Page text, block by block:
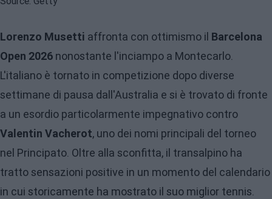
Lorenzo Musetti affronta con ottimismo il Barcelona
Open 2026 nonostante l'inciampo a Montecarlo.
L'italiano è tornato in competizione dopo diverse
settimane di pausa dall'Australia e si è trovato di fronte
a un esordio particolarmente impegnativo contro
Valentin Vacherot, uno dei nomi principali del torneo
nel Principato. Oltre alla sconfitta, il transalpino ha
tratto sensazioni positive in un momento del calendario
in cui storicamente ha mostrato il suo miglior tennis.